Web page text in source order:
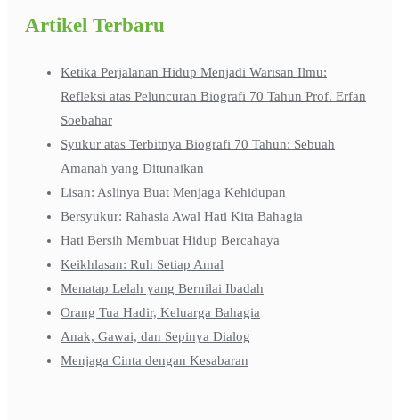
Artikel Terbaru
Ketika Perjalanan Hidup Menjadi Warisan Ilmu:
Refleksi atas Peluncuran Biografi 70 Tahun Prof. Erfan
Soebahar
Syukur atas Terbitnya Biografi 70 Tahun: Sebuah
Amanah yang Ditunaikan
Lisan: Aslinya Buat Menjaga Kehidupan
Bersyukur: Rahasia Awal Hati Kita Bahagia
Hati Bersih Membuat Hidup Bercahaya
Keikhlasan: Ruh Setiap Amal
Menatap Lelah yang Bernilai Ibadah
Orang Tua Hadir, Keluarga Bahagia
Anak, Gawai, dan Sepinya Dialog
Menjaga Cinta dengan Kesabaran